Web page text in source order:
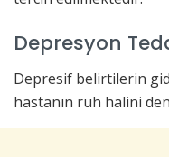
Depresyon
Depresif belirtilerin
hastanın ruh halini